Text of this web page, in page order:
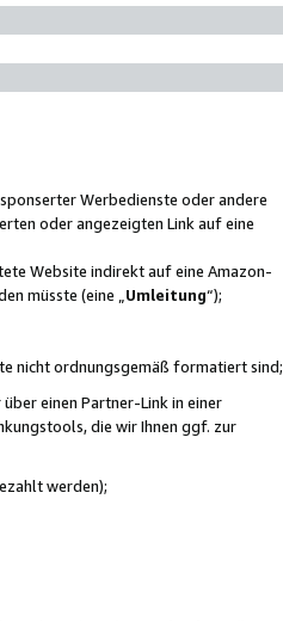
Werbedienste oder andere
oder angezeigten Link auf eine
Website indirekt auf eine Amazon-
müsste (eine „ Umleitung“);
nicht ordnungsgemäß formatiert sind;
einen Partner-Link in einer
die wir Ihnen ggf. zur
werden);